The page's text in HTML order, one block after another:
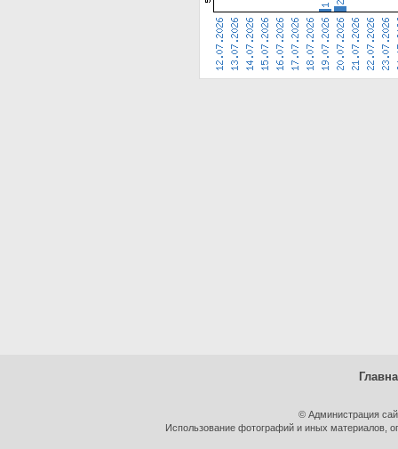
© Администрация
Использование фотографий и иных материалов,